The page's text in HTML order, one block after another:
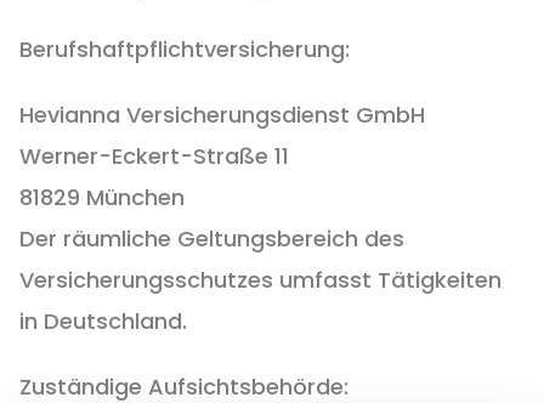
Berufshaftpflichtversicherung:
Hevianna Versicherungsdienst GmbH
Werner-Eckert-Straße 11
81829 München
Der räumliche Geltungsbereich des
Versicherungsschutzes umfasst Tätigkeiten
in Deutschland.
Zuständige Aufsichtsbehörde: